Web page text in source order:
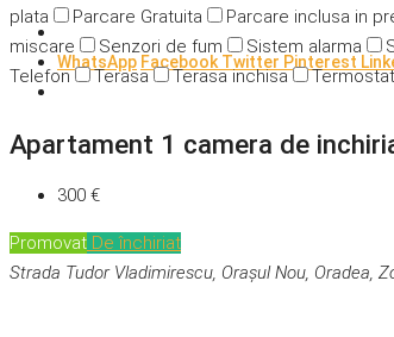
plata
Parcare Gratuita Parcare inclusa in
miscare
Senzori de fum Sistem alarma
Telefon
Terasa Terasa inchisa
WhatsApp Facebook Twitter Pinterest
Apartament 1 camera de
300 €
Promovat De închiriat
Strada Tudor Vladimirescu, Orașul Nou, Oradea,